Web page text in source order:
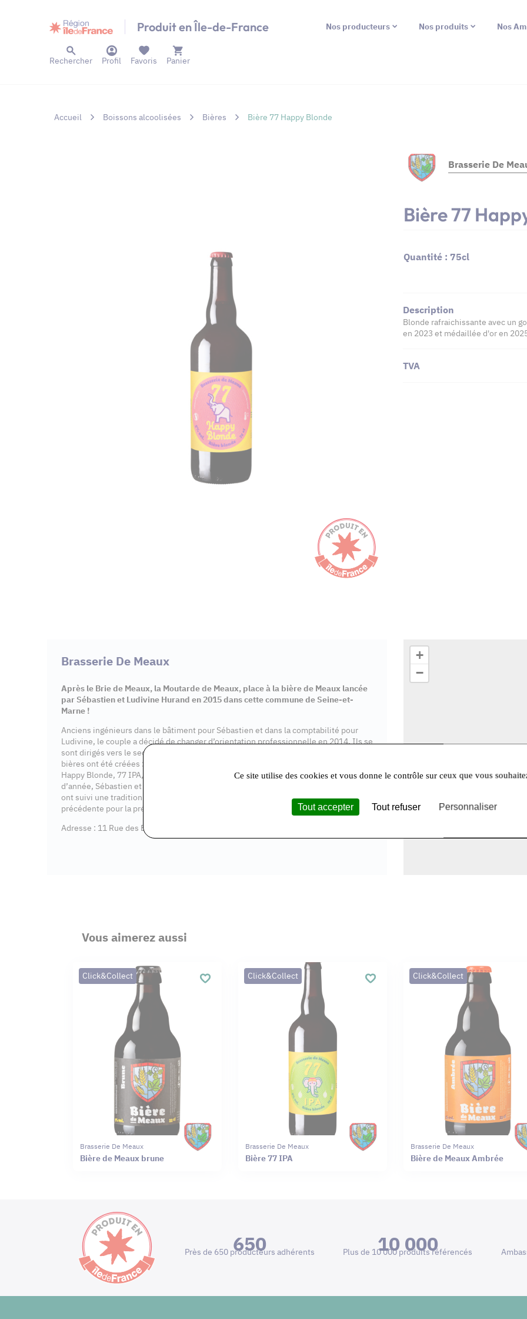
Produit en Île-de-France Nos producteurs Nos produits Nos
Rechercher Profil Panier
Favoris
Accueil Boissons alcoolisées Bières Bière 77 Happy Blonde
Brasserie De
Bière 77
Quantité : 75cl
Description
Blonde rafraichissante avec un
en 2023 et médaillée d'or en
TVA
Brasserie De Meaux
Après le Brie de Meaux, la Moutarde de Meaux, place à la bière de Meaux lancée
par Sébastien et Ludivine Hurand en 2015 dans cette commune de Seine-et-
Marne !
Anciens ingénieurs dans le bâtiment pour Sébastien et dans la comptabilité pour
Ludivine, le couple a décidé de changer d’orientation professionnelle en 2014. Ils se
sont dirigés vers le secteur brassicole afin de valoriser la culture de l’orge. Depuis, 8
bières ont été créées : une bière de Meaux blanche, blonde, ambrée, brune, 77
Happy Blonde, 77 IPA, Cerise et de Noël. Pour confectionner cette bière de fin
d’année, Sébastien et Ludivine, adhérents à la marque "Produit en Ile-de-France",
ont suivi une tradition du XVIIe siècle. Ils brassent les malts et houblons de l’année
précédente pour la préparer.
Adresse : 11 Rue des Buttes Blanches, 77100 Meaux
+
−
Vous aimerez aussi
Click&Collect
Brasserie De Meaux
Bière de Meaux brune
Click&Collect
Brasserie De Meaux
Bière 77 IPA
Click&Collect
Brasserie De Meaux
Bière de Meaux Ambrée
650
Près de 650 producteurs adhérents 10 000
Plus de 10 000 produits référencés
Ce site utilise des cookies et vous donne le contrôle sur ceux que vous
Tout accepter Tout refuser Personnaliser